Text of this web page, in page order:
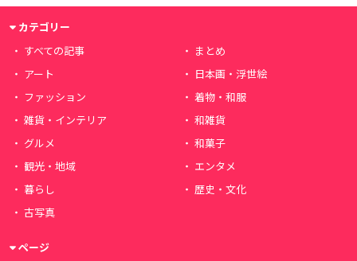
カテゴリー
すべての記事
まとめ
アート
日本画・浮世絵
ファッション
着物・和服
雑貨・インテリア
和雑貨
グルメ
和菓子
観光・地域
エンタメ
暮らし
歴史・文化
古写真
ページ